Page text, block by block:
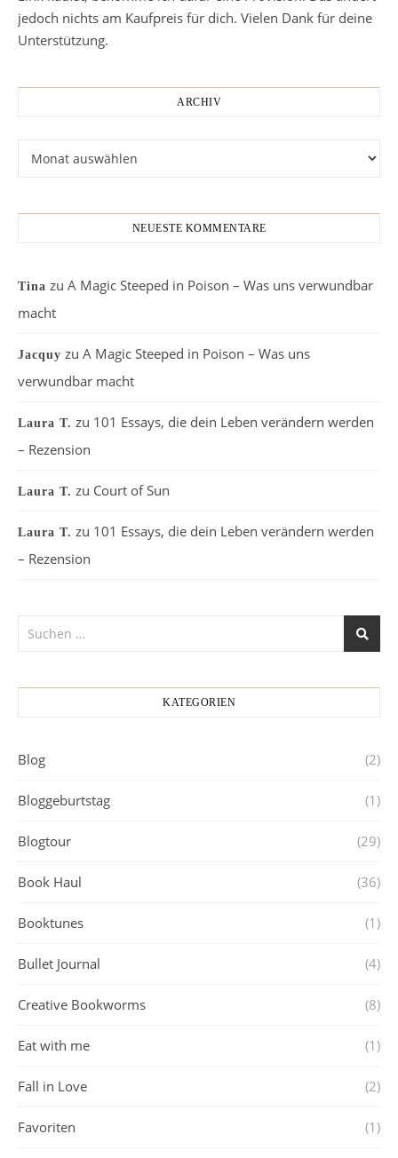
jedoch nichts am Kaufpreis für dich. Vielen Dank für deine
Unterstützung.
ARCHIV
NEUESTE KOMMENTARE
Tina zu A Magic Steeped in Poison – Was uns verwundbar
macht
Jacquy zu A Magic Steeped in Poison – Was uns
verwundbar macht
Laura T. zu 101 Essays, die dein Leben verändern werden
– Rezension
Laura T. zu Court of Sun
Laura T. zu 101 Essays, die dein Leben verändern werden
– Rezension
KATEGORIEN
Blog (2)
Bloggeburtstag (1)
Blogtour (29)
Book Haul (36)
Booktunes (1)
Bullet Journal (4)
Creative Bookworms (8)
Eat with me (1)
Fall in Love (2)
Favoriten (1)